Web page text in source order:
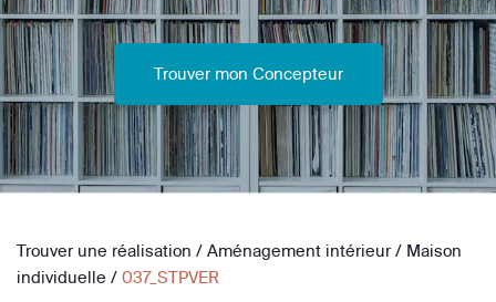
Trouver mon Concepteur
Trouver une réalisation / Aménagement intérieur / Maison
individuelle / 037_STPVER